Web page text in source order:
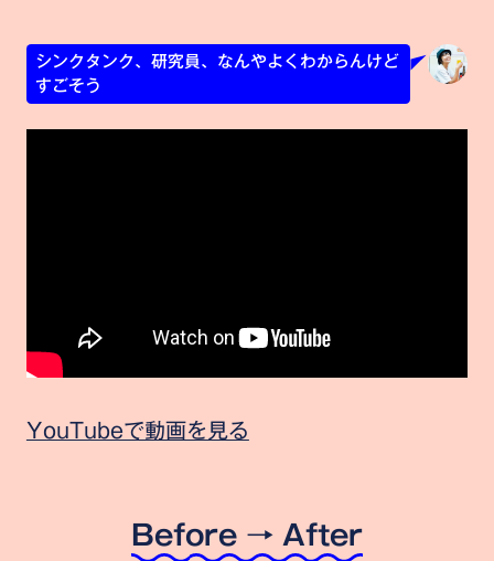
シンクタンク、研究員、なんやよくわからんけど
すごそう
YouTubeで動画を見る
Before → After